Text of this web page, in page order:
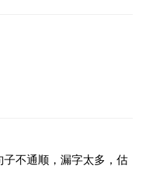
不通顺，漏字太多，估